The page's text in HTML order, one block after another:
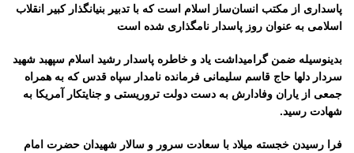
پاسداری از مکتب انسان‌ساز اسلام است که با تدبیر بنیانگذار کبیر انقلاب
اسلامی به عنوان روز پاسدار نامگذاری شده است
بدینوسیله ضمن گرامیداشت یاد و خاطره پاسدار رشید اسلام سپهبد شهید
سردار دلها حاج قاسم سلیمانی فرمانده نامدار سپاه قدس که به همراه
جمعی از یاران وفادارش به دست دولت تروریستی و جنایتکار آمریکا به
شهادت رسید.
فرا رسیدن خجسته میلاد با سعادت سرور و سالار شهیدان حضرت امام